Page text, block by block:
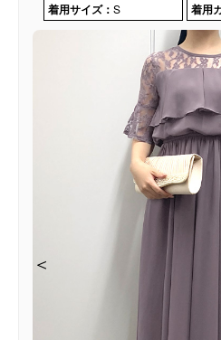
着用サイズ： S 着用
＜
＜
＜